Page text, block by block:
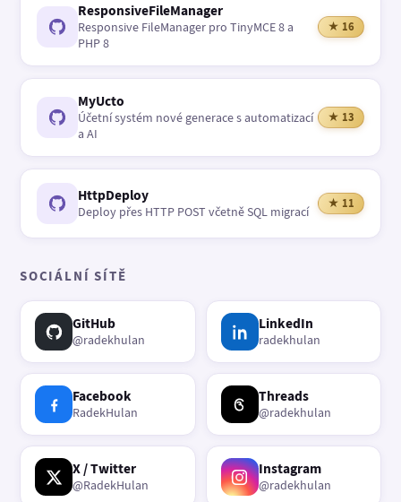
ResponsiveFileManager
Responsive FileManager pro TinyMCE 8 a
PHP 8
★ 16
MyUcto
Účetní systém nové generace s automatizací
a AI
★ 13
HttpDeploy
Deploy přes HTTP POST včetně SQL migrací
★ 11
SOCIÁLNÍ SÍTĚ
GitHub
@radekhulan
LinkedIn
radekhulan
Facebook
RadekHulan
Threads
@radekhulan
X / Twitter
@RadekHulan
Instagram
@radekhulan